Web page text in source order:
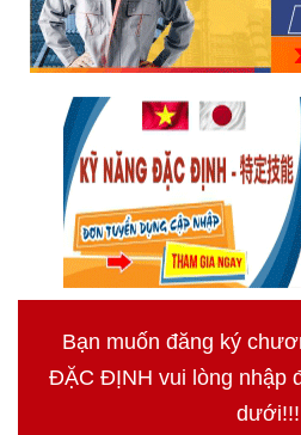
Bạn muốn đăng ký
ĐẶC ĐỊNH vui lòng nhập
dưới!!!